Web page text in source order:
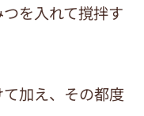
を入れて撹拌す
加え、その都度